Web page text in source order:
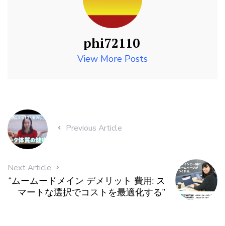
phi72110
View More Posts
Previous Article
Next Article
“ムームードメイン デメリット 費用: ス
マートな選択でコストを最適化する”